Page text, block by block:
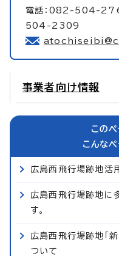
電話：082-504-
504-2309
事業者向け情報
この
こんな
広島西飛行場跡地活
広島西飛行場跡地に
す。
広島西飛行場跡地「新
ついて